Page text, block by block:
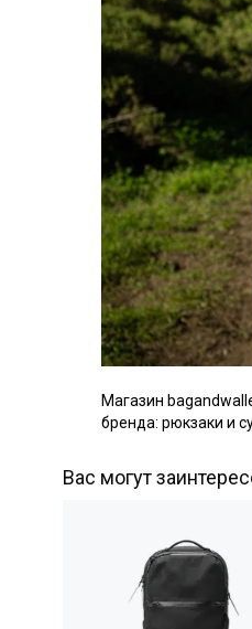
Магазин
бренда: рюкзаки и
Вас могут